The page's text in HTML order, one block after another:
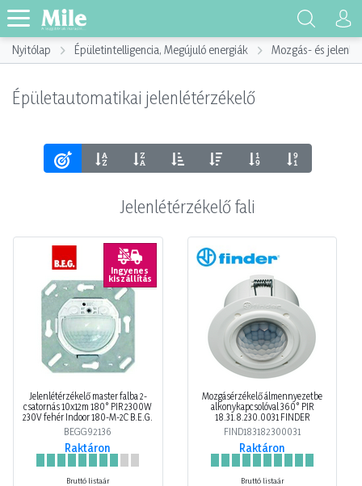
Nyitólap Épületintelligencia, Megújuló energiák Mozgás- és
Épületautomatikai jelenlétérzékelő
Jelenlétérzékelő fali
Ingyenes
kiszállítás
Jelenlétérzékelő master falba 2-
csatornás 10x12m 180° PIR 2300W
230V fehér Indoor 180-M-2C B.E.G.
BEGG92136
Raktáron
Bruttó listaár
Mozgásérzékelő álmennyezetbe
alkonykapcsolóval 360° PIR
18.31.8.230.0031 FINDER
FIND183182300031
Raktáron
Bruttó listaár